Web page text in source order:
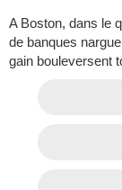
A Boston, dans le
de banques
gain bouleversent